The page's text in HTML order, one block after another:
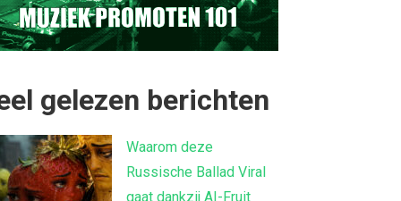
gelezen berichten
Waarom deze
Russische Ballad Viral
gaat dankzij AI-Fruit